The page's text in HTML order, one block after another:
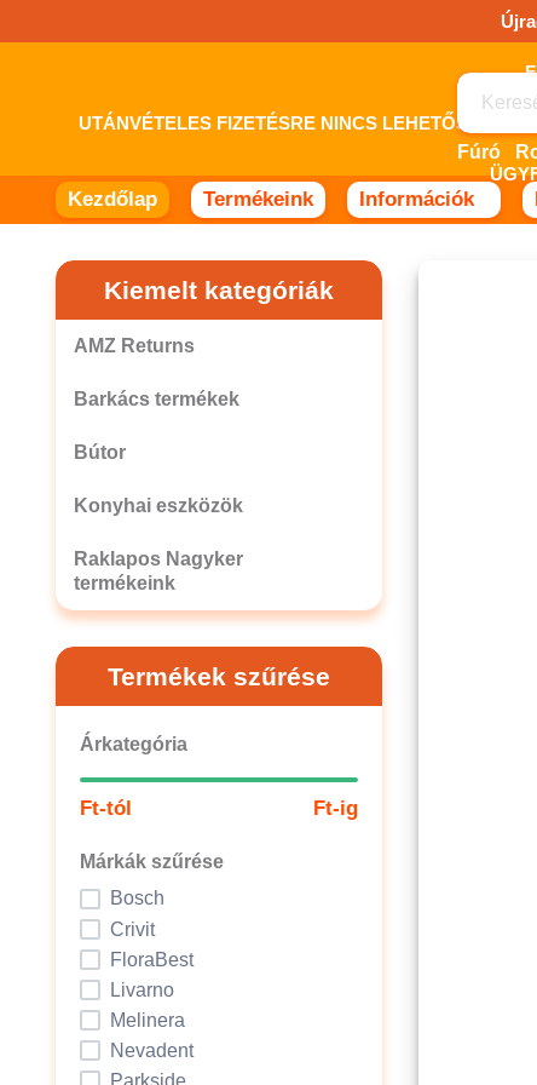
a
UTÁNVÉTELES FIZETÉSRE NINCS
Fúró
Kezdőlap Termékeink Információk
Kiemelt kategóriák
AMZ Returns
Barkács termékek
Bútor
Konyhai eszközök
Raklapos Nagyker
termékeink
Termékek szűrése
Árkategória
Ft-tól Ft-ig
Márkák szűrése
Bosch
Crivit
FloraBest
Livarno
Melinera
Nevadent